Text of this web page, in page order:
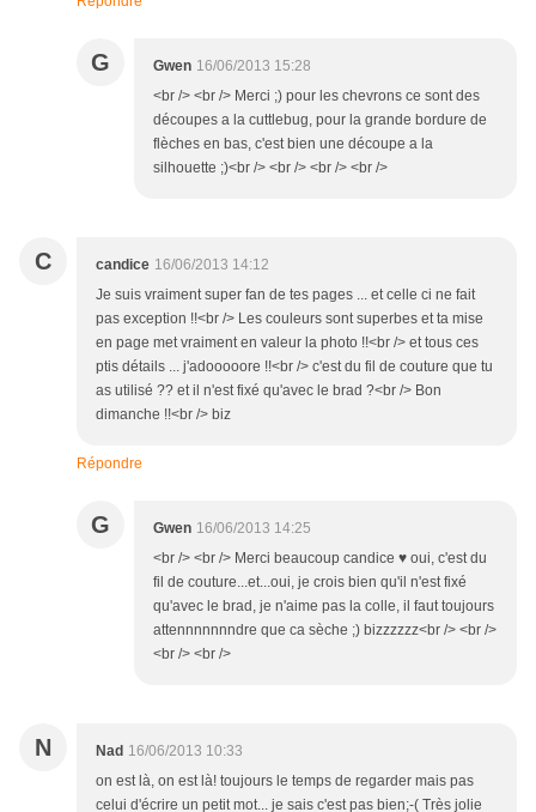
G Gwen 16/06/2013 15:28
<br /> <br /> Merci ;) pour les chevrons ce sont des
découpes a la cuttlebug, pour la grande bordure de
flèches en bas, c'est bien une découpe a la
silhouette ;)<br /> <br /> <br /> <br />
C candice 16/06/2013 14:12
Je suis vraiment super fan de tes pages ... et celle ci ne fait
pas exception !!<br /> Les couleurs sont superbes et ta mise
en page met vraiment en valeur la photo !!<br /> et tous ces
ptis détails ... j'adooooore !!<br /> c'est du fil de couture que tu
as utilisé ?? et il n'est fixé qu'avec le brad ?<br /> Bon
dimanche !!<br /> biz
Répondre
G Gwen 16/06/2013 14:25
<br /> <br /> Merci beaucoup candice ♥ oui, c'est du
fil de couture...et...oui, je crois bien qu'il n'est fixé
qu'avec le brad, je n'aime pas la colle, il faut toujours
attennnnnnndre que ca sèche ;) bizzzzzz<br /> <br />
<br /> <br />
N Nad 16/06/2013 10:33
on est là, on est là! toujours le temps de regarder mais pas
celui d'écrire un petit mot... je sais c'est pas bien;-( Très jolie